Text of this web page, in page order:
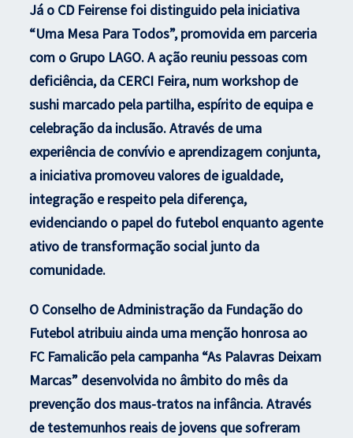
Já o CD Feirense foi distinguido pela iniciativa
“Uma Mesa Para Todos”, promovida em parceria
com o Grupo LAGO. A ação reuniu pessoas com
deficiência, da CERCI Feira, num workshop de
sushi marcado pela partilha, espírito de equipa e
celebração da inclusão. Através de uma
experiência de convívio e aprendizagem conjunta,
a iniciativa promoveu valores de igualdade,
integração e respeito pela diferença,
evidenciando o papel do futebol enquanto agente
ativo de transformação social junto da
comunidade.
O Conselho de Administração da Fundação do
Futebol atribuiu ainda uma menção honrosa ao
FC Famalicão pela campanha “As Palavras Deixam
Marcas” desenvolvida no âmbito do mês da
prevenção dos maus-tratos na infância. Através
de testemunhos reais de jovens que sofreram